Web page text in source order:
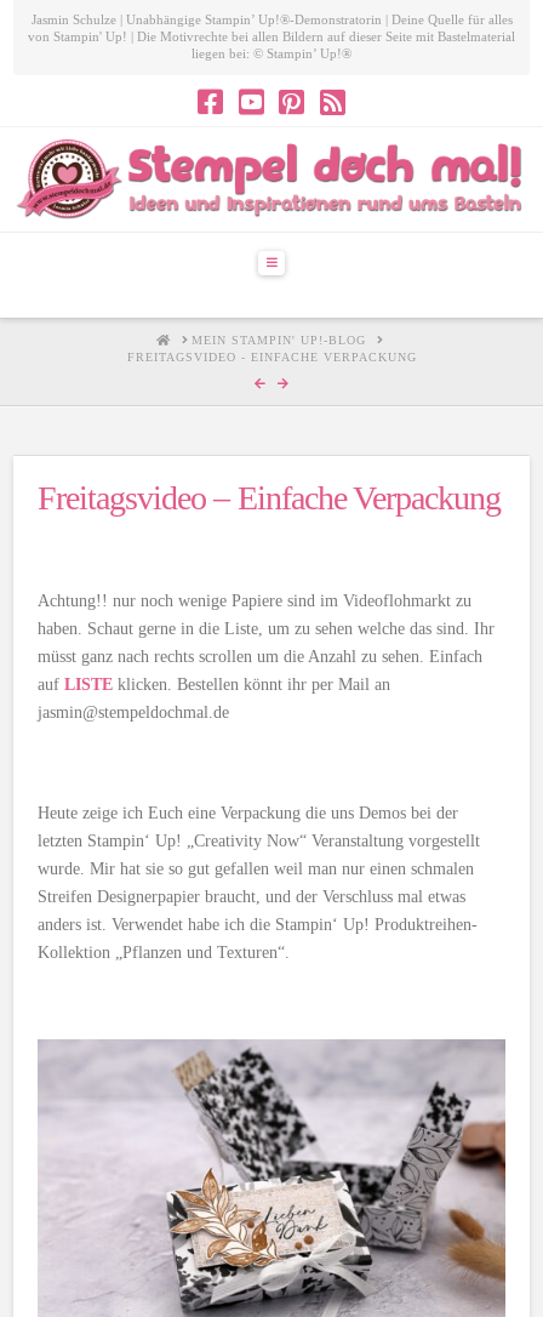
Jasmin Schulze | Unabhängige Stampin’ Up!®-Demonstratorin | Deine Quelle für alles
von Stampin' Up! | Die Motivrechte bei allen Bildern auf dieser Seite mit Bastelmaterial
liegen bei: © Stampin’ Up!®
Navigation
HOMEMEIN STAMPIN' UP!-BLOG
FREITAGSVIDEO - EINFACHE VERPACKUNG
Freitagsvideo – Einfache Verpackung
Achtung!! nur noch wenige Papiere sind im Videoflohmarkt zu
haben. Schaut gerne in die Liste, um zu sehen welche das sind. Ihr
müsst ganz nach rechts scrollen um die Anzahl zu sehen. Einfach
aufLISTE klicken. Bestellen könnt ihr per Mail an
jasmin@stempeldochmal.de
Heute zeige ich Euch eine Verpackung die uns Demos bei der
letzten Stampin‘ Up! „Creativity Now“ Veranstaltung vorgestellt
wurde. Mir hat sie so gut gefallen weil man nur einen schmalen
Streifen Designerpapier braucht, und der Verschluss mal etwas
anders ist. Verwendet habe ich die Stampin‘ Up! Produktreihen-
Kollektion „Pflanzen und Texturen“.